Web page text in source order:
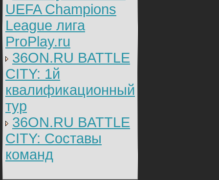
UEFA Champions
League лига
ProPlay.ru
36ON.RU BATTLE
CITY: 1й
квалификационный
тур
36ON.RU BATTLE
CITY: Составы
команд